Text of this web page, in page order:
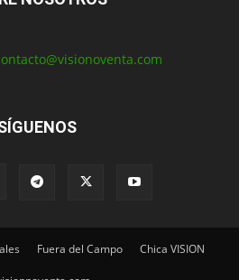
Fuera del Campo Chica VISION